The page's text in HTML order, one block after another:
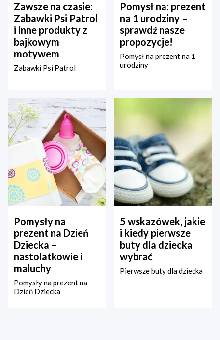
Zawsze na czasie:
Zabawki Psi Patrol
i inne produkty z
bajkowym
motywem
Zabawki Psi Patrol
Pomysł na: prezent
na 1 urodziny –
sprawdź nasze
propozycje!
Pomysł na prezent na 1
urodziny
Pomysły na
prezent na Dzień
Dziecka –
nastolatkowie i
maluchy
Pomysły na prezent na
Dzień Dziecka
5 wskazówek, jakie
i kiedy pierwsze
buty dla dziecka
wybrać
Pierwsze buty dla dziecka